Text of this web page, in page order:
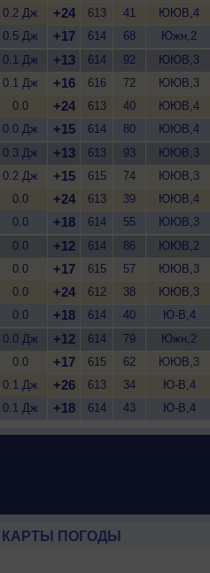
0.2 Дж +24 613 41
ЮЮВ,4
0.5 Дж +17 614 68
Южн,2
0.1 Дж +13 614 92
ЮЮВ,3
0.1 Дж +16 616 72
ЮЮВ,3
0.0 +24 613 40
ЮЮВ,4
0.0 Дж +15 614 80
ЮЮВ,4
0.3 Дж +13 613 93
ЮЮВ,3
0.2 Дж +15 615 74
ЮЮВ,3
0.0 +24 613 39
ЮЮВ,4
0.0 +18 614 55
ЮЮВ,3
0.0 +12 614 86
ЮЮВ,2
0.0 +17 615 57
ЮЮВ,3
0.0 +24 612 38
ЮЮВ,3
0.0 +18 614 40
Ю-В,4
0.0 Дж +12 614 79
Южн,2
0.0 +17 615 62
ЮЮВ,3
0.1 Дж +26 613 34
Ю-В,4
0.1 Дж +18 614 43 Ю-В,4
КАРТЫ ПОГОДЫ